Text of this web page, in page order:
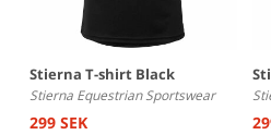
Stierna T-shirt Black
Stierna Equestrian Sportswear
299 SEK